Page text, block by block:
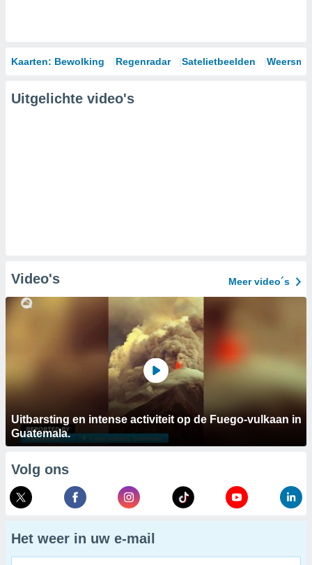
Kaarten: Bewolking Regenradar Satelietbeelden
Uitgelichte video's
Video's Meer video´s
Uitbarsting en intense activiteit op de Fuego-vulkaan in
Guatemala.
Volg ons
Het weer in uw e-mail